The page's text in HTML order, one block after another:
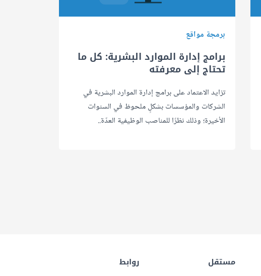
برمجة مواقع
برامج إدارة الموارد البشرية: كل ما
تحتاج إلى معرفته
تزايد الاعتماد على برامج إدارة الموارد البشرية في
الشركات والمؤسسات بشكلٍ ملحوظ في السنوات
الأخيرة؛ وذلك نظرًا للمناصب الوظيفية العدّة..
مستقل روابط